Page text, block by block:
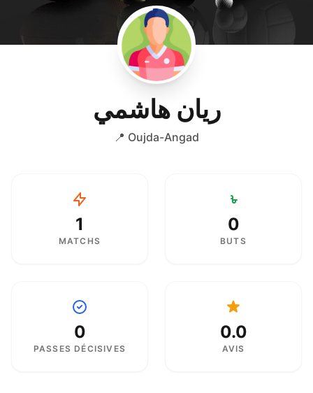
ريان هاشمي
📍 Oujda-Angad
1
MATCHS
0
BUTS
0
PASSES DÉCISIVES
0.0
AVIS